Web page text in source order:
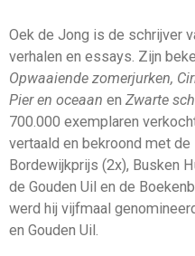
Oek de Jong is de schrijver
verhalen en essays. Zijn
Opwaaiende zomerjurken,
Pier en oceaan en Zwarte
700.000 exemplaren
vertaald en bekroond met de
Bordewijkprijs (2x), Busken
de Gouden Uil en de
werd hij vijfmaal
en Gouden Uil.